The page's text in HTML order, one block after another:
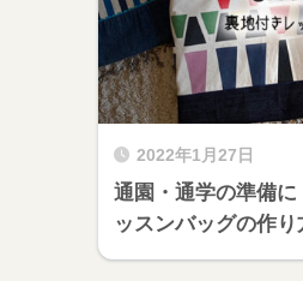
2022年1月27日
通園・通学の準備
ッスンバッグの作り